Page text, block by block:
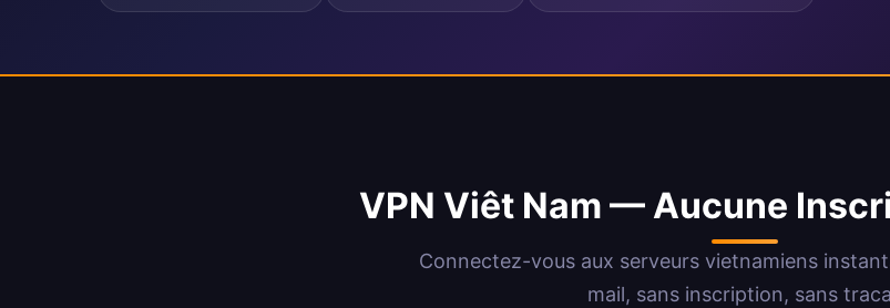
VPN Viêt Nam — Aucune
Connectez-vous aux serveurs vietnamiens
mail, sans inscription, sans